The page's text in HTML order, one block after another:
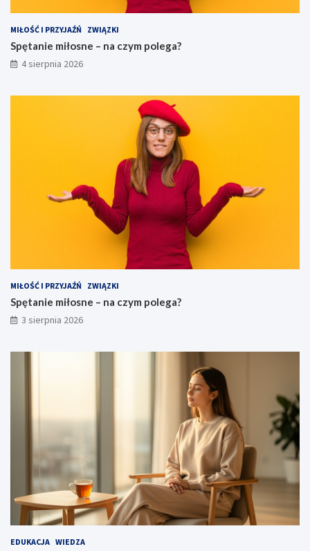
MIŁOŚĆ I PRZYJAŹŃ ZWIĄZKI
Spętanie miłosne – na czym polega?
4 sierpnia 2026
MIŁOŚĆ I PRZYJAŹŃ ZWIĄZKI
Spętanie miłosne – na czym polega?
3 sierpnia 2026
EDUKACJA WIEDZA